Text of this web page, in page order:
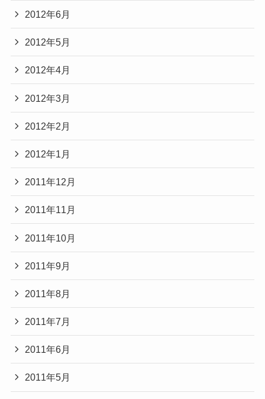
2012年6月
2012年5月
2012年4月
2012年3月
2012年2月
2012年1月
2011年12月
2011年11月
2011年10月
2011年9月
2011年8月
2011年7月
2011年6月
2011年5月